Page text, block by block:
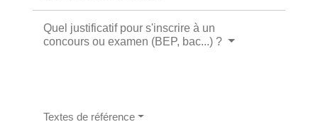
Quel justificatif pour s'inscrire à un
concours ou examen (BEP, bac...) ?
Textes de référence